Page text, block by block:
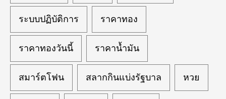
ระบบปฏิบัติการ ราคาทอง
ราคาทองวันนี้ ราคาน้ำมัน
สมาร์ตโฟน สลากกินแบ่งรัฐบาล หวย